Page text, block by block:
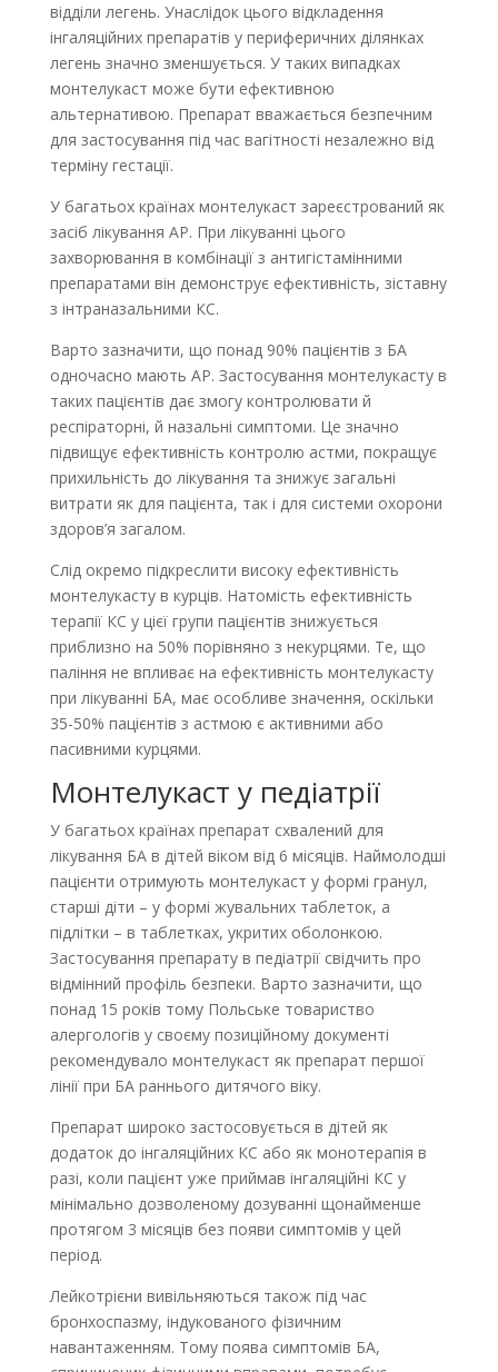
відділи легень. Унаслідок цього відкладення
інгаляційних препаратів у периферичних ділянках
легень значно зменшується. У таких випадках
монтелукаст може бути ефективною
альтернативою. Препарат вважається безпечним
для застосування під час вагітності незалежно від
терміну гестації.
У багатьох країнах монтелукаст зареєстрований як
засіб лікування АР. При лікуванні цього
захворювання в комбінації з антигістамінними
препаратами він демонструє ефективність, зіставну
з інтраназальними КС.
Варто зазначити, що понад 90% пацієнтів з БА
одночасно мають АР. Застосування монтелукасту в
таких пацієнтів дає змогу контролювати й
респіраторні, й назальні симптоми. Це значно
підвищує ефективність контролю астми, покращує
прихильність до лікування та знижує загальні
витрати як для пацієнта, так і для системи охорони
здоров’я загалом.
Слід окремо підкреслити високу ефективність
монтелукасту в курців. Натомість ефективність
терапії КС у цієї групи пацієнтів знижується
приблизно на 50% порівняно з некурцями. Те, що
паління не впливає на ефективність монтелукасту
при лікуванні БА, має особливе значення, оскільки
35-50% пацієнтів з астмою є активними або
пасивними курцями.
Монтелукаст у педіатрії
У багатьох країнах препарат схвалений для
лікування БА в дітей віком від 6 місяців. Наймолодші
пацієнти отримують монтелукаст у формі гранул,
старші діти – у формі жувальних таблеток, а
підлітки – в таблетках, укритих оболонкою.
Застосування препарату в педіатрії свідчить про
відмінний профіль безпеки. Варто зазначити, що
понад 15 років тому Польське товариство
алергологів у своєму позиційному документі
рекомендувало монтелукаст як препарат першої
лінії при БА раннього дитячого віку.
Препарат широко застосовується в дітей як
додаток до інгаляційних КС або як монотерапія в
разі, коли пацієнт уже приймав інгаляційні КС у
мінімально дозволеному дозуванні щонайменше
протягом 3 місяців без появи симптомів у цей
період.
Лейкотрієни вивільняються також під час
бронхоспазму, індукованого фізичним
навантаженням. Тому поява симптомів БА,